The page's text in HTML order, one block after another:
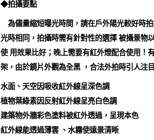
◆拍攝要點
為儘量縮短曝光時間，請在戶外陽光較好時
光時相同，拍攝時需有針對性的選擇 被攝景物
使 用效果比好；晚上需要有紅外燈配合使用！
架，由於鏡片外觀為全黑 ，合法外拍時引人注
水面、天空因吸收紅外線呈深色調
植物葉綠素因反射紅外線呈亮白色調
建築物外牆彩色塗料被紅外透過，呈現本色
紅外線能透過薄雲 、水霧使遠景清晰